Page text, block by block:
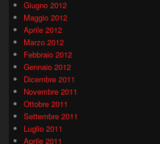
Giugno 2012
Maggio 2012
Aprile 2012
Marzo 2012
Febbraio 2012
Gennaio 2012
Dicembre 2011
Novembre 2011
Ottobre 2011
Settembre 2011
Luglio 2011
Aprile 2011